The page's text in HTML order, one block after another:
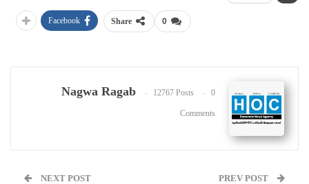
0
Share
Facebook
Nagwa Ragab 12767 Posts 0
Comments
NEXT POST